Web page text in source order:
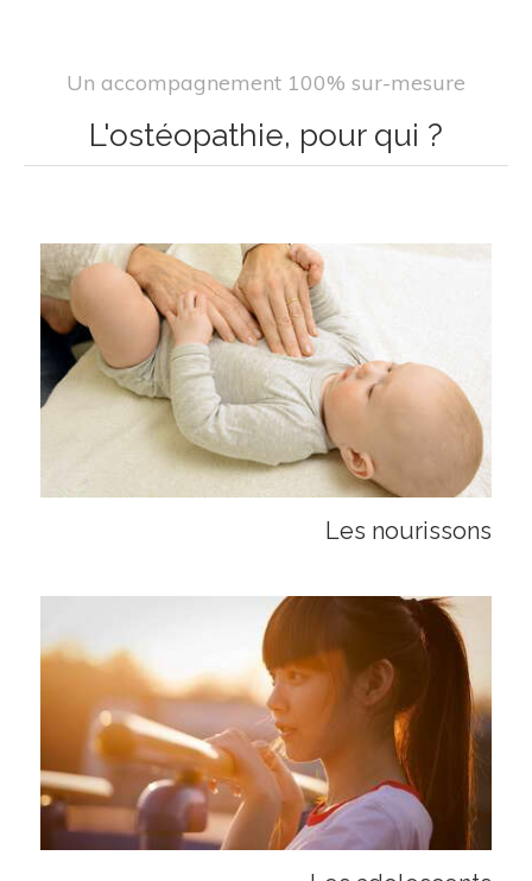
Un accompagnement 100% sur-mesure
L'ostéopathie, pour qui ?
Les nourissons